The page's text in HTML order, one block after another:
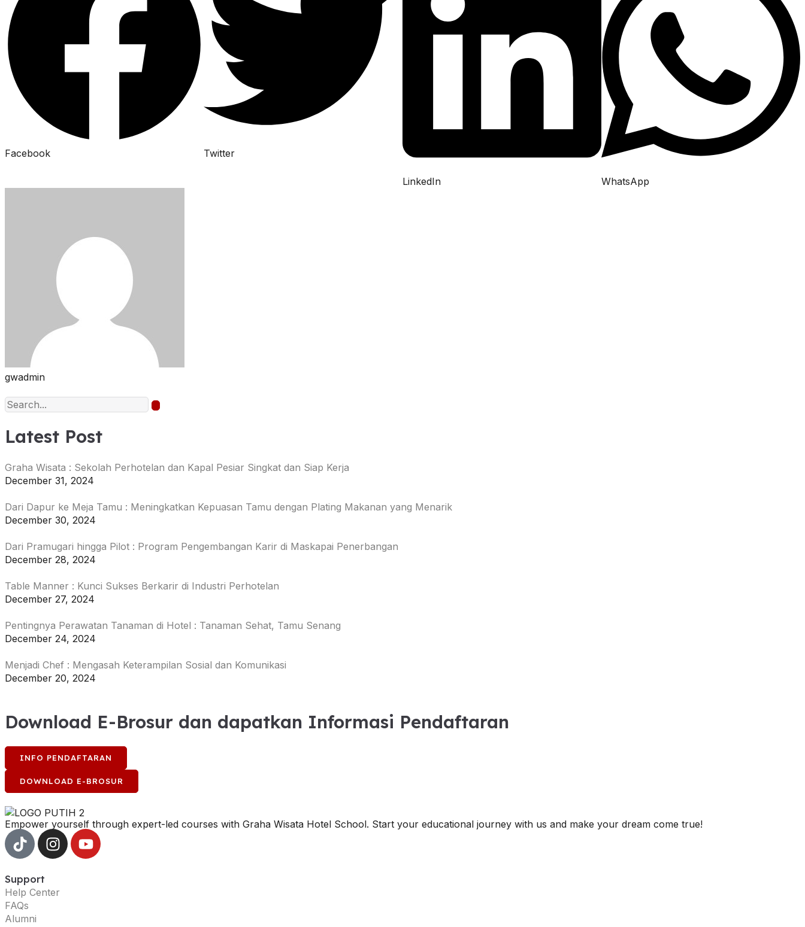
Facebook Twitter
LinkedIn WhatsApp
gwadmin
Latest Post
Graha Wisata : Sekolah Perhotelan dan Kapal Pesiar Singkat dan Siap Kerja
December 31, 2024
Dari Dapur ke Meja Tamu : Meningkatkan Kepuasan Tamu dengan Plating Makanan yang Menarik
December 30, 2024
Dari Pramugari hingga Pilot : Program Pengembangan Karir di Maskapai Penerbangan
December 28, 2024
Table Manner : Kunci Sukses Berkarir di Industri Perhotelan
December 27, 2024
Pentingnya Perawatan Tanaman di Hotel : Tanaman Sehat, Tamu Senang
December 24, 2024
Menjadi Chef : Mengasah Keterampilan Sosial dan Komunikasi
December 20, 2024
Download E-Brosur dan dapatkan Informasi Pendaftaran
INFO PENDAFTARAN
DOWNLOAD E-BROSUR
Empower yourself through expert-led courses with Graha Wisata Hotel School. Start your educational journey with us and make your dream come true!
Support
Help Center
FAQs
Alumni